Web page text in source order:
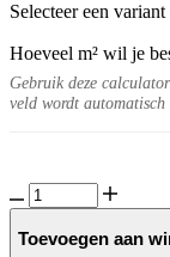
Selecteer een
Hoeveel m² wil je
Gebruik deze
veld wordt automatisch
Luna
20MM
Grey
Toevoegen aan